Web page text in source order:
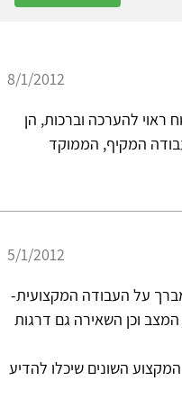
8/1/2012
ראוי להערכה וברכות, הן
המקיף, הממוקד
5/1/2012
על העבודה המקצועית-
וכן השאירה גם דרגות
השונים שיכלו להדיע